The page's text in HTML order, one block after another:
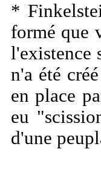
*
formé que
l'existence
n'a été
en place
eu
d'une